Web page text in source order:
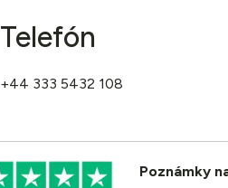
Telefón
Poznámky